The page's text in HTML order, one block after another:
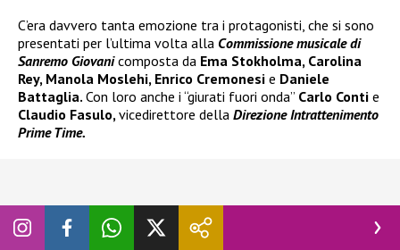
C’era davvero tanta emozione tra i protagonisti, che si sono
presentati per l’ultima volta alla Commissione musicale di
Sanremo Giovanicomposta da Ema Stokholma, Carolina
Rey, Manola Moslehi, Enrico Cremonesi e Daniele
Battaglia. Con loro anche i “giurati fuori onda” Carlo Conti e
Claudio Fasulo,vicedirettore della Direzione Intrattenimento
Prime Time.